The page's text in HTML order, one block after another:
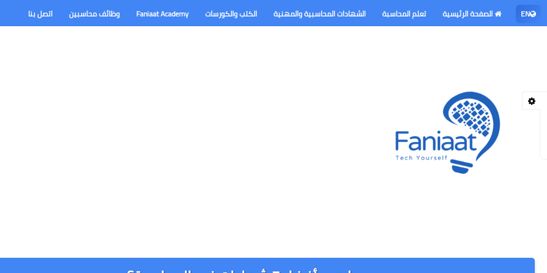
الصفحة الرئيسية تعلم المحاسبة الشهادات المحاسبية والمهنية الكتب والكورسات Faniaat Academy وظائف محاسبين اتصل بنا EN